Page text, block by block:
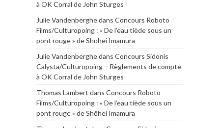
à OK Corral de John Sturges
Julie Vandenberghedans Concours Roboto
Films/Culturopoing : « De l’eau tiède sous un
pont rouge » de Shōhei Imamura
Julie Vandenberghedans Concours Sidonis
Calysta/Culturopoing – Règlements de compte
à OK Corral de John Sturges
Thomas Lambert dans Concours Roboto
Films/Culturopoing : « De l’eau tiède sous un
pont rouge » de Shōhei Imamura